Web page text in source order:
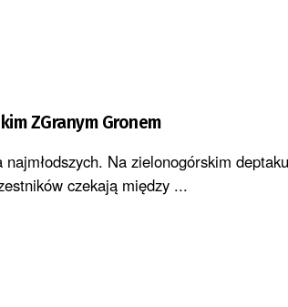
ZGranym Gronem
Na zielonogórskim
czekają między ...